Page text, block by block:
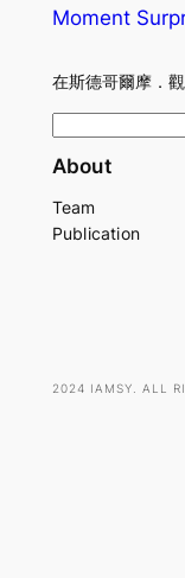
Moment
在斯德哥爾摩．
e
r
About
Team
Publication
2024 IAMSY. ALL